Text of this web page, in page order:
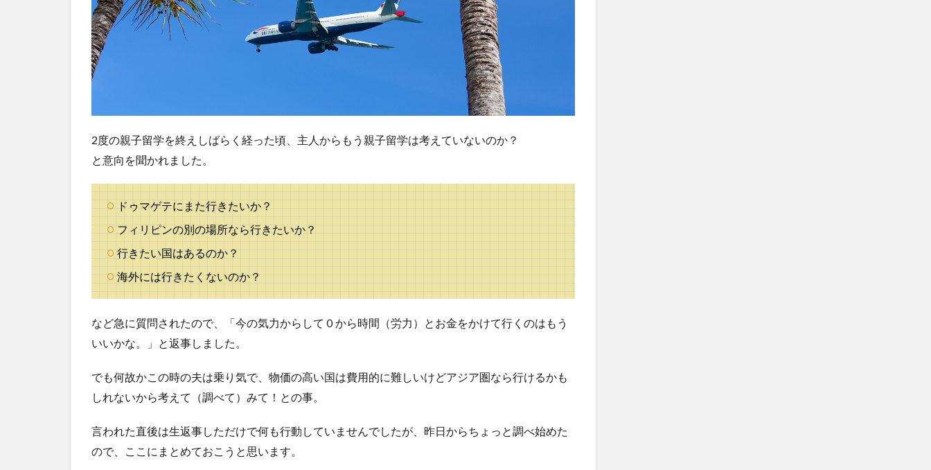
（ハ
ワ
ニュ
ーラ
4.3
フィ
リピ
ン
（セ
ブ
島）
カナ
ダ
4.5
イギ
リス
4.6
ーシ
2度の親子留学を終えしばらく経った頃、主人からもう親子留学は考えていないのか？
と意向を聞かれました。
ドゥマゲテにまた行きたいか？
フィリピンの別の場所なら行きたいか？
行きたい国はあるのか？
海外には行きたくないのか？
など急に質問されたので、「今の気力からして０から時間（労力）とお金をかけて行くのはもう
いいかな。」と返事しました。
でも何故かこの時の夫は乗り気で、物価の高い国は費用的に難しいけどアジア圏なら行けるかも
しれないから考えて（調べて）みて！との事。
言われた直後は生返事しただけで何も行動していませんでしたが、昨日からちょっと調べ始めた
ので、ここにまとめておこうと思います。